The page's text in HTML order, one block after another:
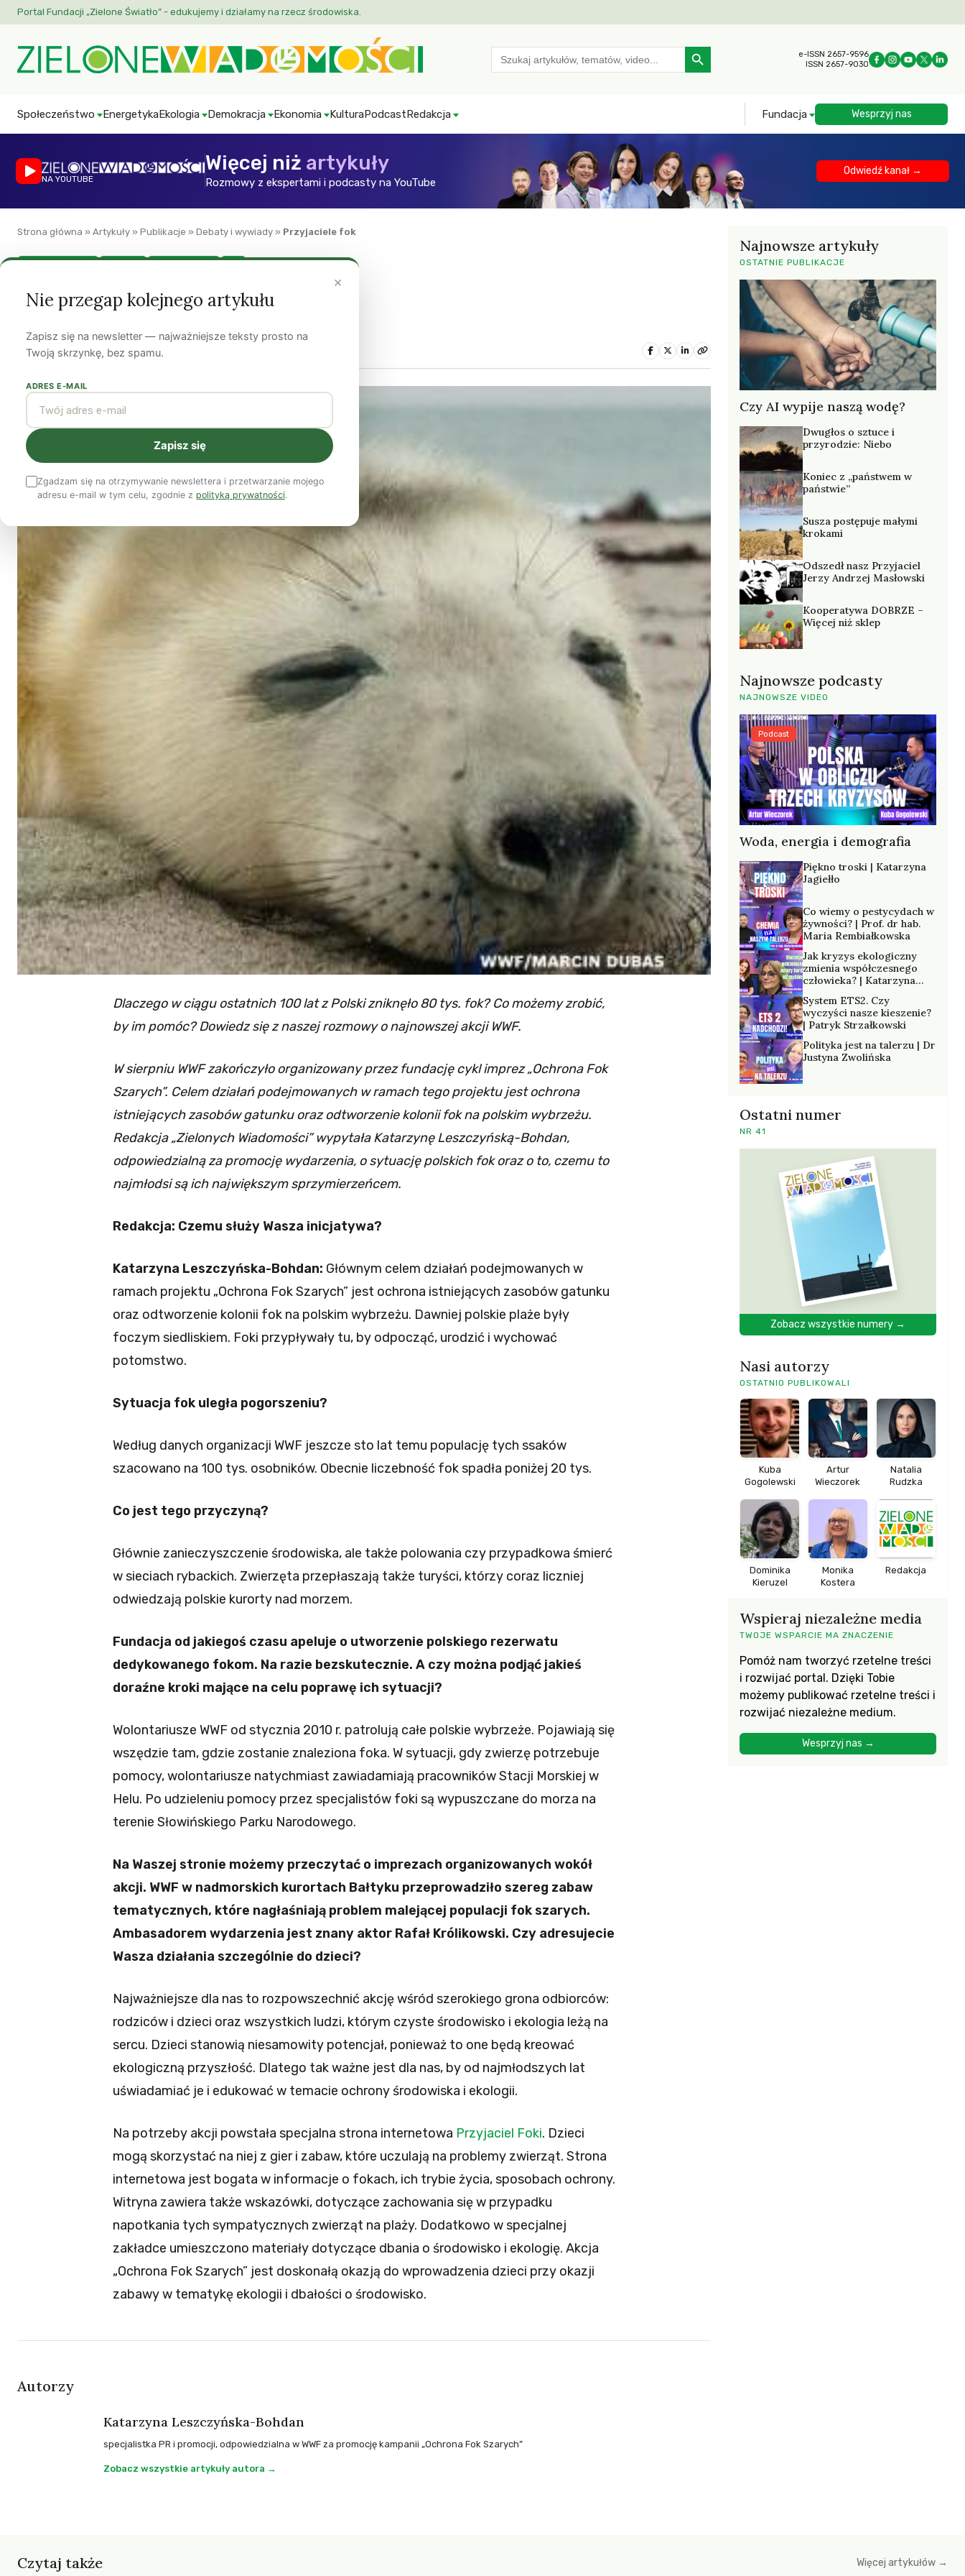
Portal Fundacji „Zielone Światło” - edukujemy i działamy na rzecz środowiska.
Search
for:
Search Button
e-ISSN 2657-9596
ISSN 2657-9030
Społeczeństwo EnergetykaEkologia Demokracja Ekonomia KulturaPodcastRedakcja Fundacja Wesprzyj nas
NA YOUTUBE
Więcej niż artykuły
Rozmowy z ekspertami i podcasty na YouTube
Odwiedź kanał →
Strona główna » Artykuły » Publikacje » Debaty i wywiady » Przyjaciele fok
Przyjaciele fok
Katarzyna Leszczyńska-Bohdan
Dlaczego w ciągu ostatnich 100 lat z Polski zniknęło 80 tys. fok? Co możemy zrobić,
by im pomóc? Dowiedz się z naszej rozmowy o najnowszej akcji WWF.
W sierpniu WWF zakończyło organizowany przez fundację cykl imprez „Ochrona Fok
Szarych”. Celem działań podejmowanych w ramach tego projektu jest ochrona
istniejących zasobów gatunku oraz odtworzenie kolonii fok na polskim wybrzeżu.
Redakcja „Zielonych Wiadomości” wypytała Katarzynę Leszczyńską-Bohdan,
odpowiedzialną za promocję wydarzenia, o sytuację polskich fok oraz o to, czemu to
najmłodsi są ich największym sprzymierzeńcem.
Redakcja: Czemu służy Wasza inicjatywa?
Katarzyna Leszczyńska-Bohdan: Głównym celem działań podejmowanych w
ramach projektu „Ochrona Fok Szarych” jest ochrona istniejących zasobów gatunku
oraz odtworzenie kolonii fok na polskim wybrzeżu. Dawniej polskie plaże były
foczym siedliskiem. Foki przypływały tu, by odpocząć, urodzić i wychować
potomstwo.
Sytuacja fok uległa pogorszeniu?
Według danych organizacji WWF jeszcze sto lat temu populację tych ssaków
szacowano na 100 tys. osobników. Obecnie liczebność fok spadła poniżej 20 tys.
Co jest tego przyczyną?
Głównie zanieczyszczenie środowiska, ale także polowania czy przypadkowa śmierć
w sieciach rybackich. Zwierzęta przepłaszają także turyści, którzy coraz liczniej
odwiedzają polskie kurorty nad morzem.
Fundacja od jakiegoś czasu apeluje o utworzenie polskiego rezerwatu
dedykowanego fokom. Na razie bezskutecznie. A czy można podjąć jakieś
doraźne kroki mające na celu poprawę ich sytuacji?
Wolontariusze WWF od stycznia 2010 r. patrolują całe polskie wybrzeże. Pojawiają się
wszędzie tam, gdzie zostanie znaleziona foka. W sytuacji, gdy zwierzę potrzebuje
pomocy, wolontariusze natychmiast zawiadamiają pracowników Stacji Morskiej w
Helu. Po udzieleniu pomocy przez specjalistów foki są wypuszczane do morza na
terenie Słowińskiego Parku Narodowego.
Na Waszej stronie możemy przeczytać o imprezach organizowanych wokół
akcji. WWF w nadmorskich kurortach Bałtyku przeprowadziło szereg zabaw
tematycznych, które nagłaśniają problem malejącej populacji fok szarych.
Ambasadorem wydarzenia jest znany aktor Rafał Królikowski. Czy adresujecie
Wasza działania szczególnie do dzieci?
Najważniejsze dla nas to rozpowszechnić akcję wśród szerokiego grona odbiorców:
rodziców i dzieci oraz wszystkich ludzi, którym czyste środowisko i ekologia leżą na
sercu. Dzieci stanowią niesamowity potencjał, ponieważ to one będą kreować
ekologiczną przyszłość. Dlatego tak ważne jest dla nas, by od najmłodszych lat
uświadamiać je i edukować w temacie ochrony środowiska i ekologii.
Na potrzeby akcji powstała specjalna strona internetowa Przyjaciel Foki. Dzieci
mogą skorzystać na niej z gier i zabaw, które uczulają na problemy zwierząt. Strona
internetowa jest bogata w informacje o fokach, ich trybie życia, sposobach ochrony.
Witryna zawiera także wskazówki, dotyczące zachowania się w przypadku
napotkania tych sympatycznych zwierząt na plaży. Dodatkowo w specjalnej
zakładce umieszczono materiały dotyczące dbania o środowisko i ekologię. Akcja
„Ochrona Fok Szarych” jest doskonałą okazją do wprowadzenia dzieci przy okazji
zabawy w tematykę ekologii i dbałości o środowisko.
Autorzy
Katarzyna Leszczyńska-Bohdan
specjalistka PR i promocji, odpowiedzialna w WWF za promocję kampanii „Ochrona Fok Szarych”
Zobacz wszystkie artykuły autora →
Najnowsze artykuły
OSTATNIE PUBLIKACJE
Czy AI wypije naszą wodę?
Dwugłos o sztuce i
przyrodzie: Niebo
Koniec z „państwem w
państwie”
Susza postępuje małymi
krokami
Odszedł nasz Przyjaciel
Jerzy Andrzej Masłowski
Kooperatywa DOBRZE –
Więcej niż sklep
Najnowsze podcasty
NAJNOWSZE VIDEO
Woda, energia i demografia
Podcast
Piękno troski | Katarzyna
Jagiełło
Co wiemy o pestycydach w
żywności? | Prof. dr hab.
Maria Rembiałkowska
Jak kryzys ekologiczny
zmienia współczesnego
człowieka? | Katarzyna
System ETS2. Czy
wyczyści nasze kieszenie?
| Patryk Strzałkowski
Polityka jest na talerzu | Dr
Justyna Zwolińska
Ostatni numer
NR 41
Zobacz wszystkie numery →
Nasi autorzy
OSTATNIO PUBLIKOWALI
Kuba
Gogolewski
Artur
Wieczorek
Natalia
Rudzka
Dominika
Kieruzel
Monika
Kostera
Redakcja
Wspieraj niezależne media
TWOJE WSPARCIE MA ZNACZENIE
Pomóż nam tworzyć rzetelne treści
i rozwijać portal. Dzięki Tobie
możemy publikować rzetelne treści i
rozwijać niezależne medium.
Wesprzyj nas →
Czytaj także Więcej artykułów →
×
Nie przegap kolejnego artykułu
Zapisz się na newsletter — najważniejsze teksty prosto na
Twoją skrzynkę, bez spamu.
ADRES E-MAIL
Zapisz się
Zgadzam się na otrzymywanie newslettera i przetwarzanie mojego
adresu e-mail w tym celu, zgodnie z polityką prywatności.